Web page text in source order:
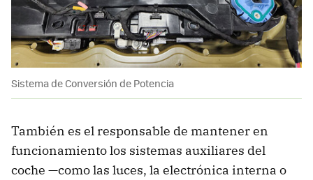
Sistema de Conversión de Potencia
También es el responsable de mantener en
funcionamiento los sistemas auxiliares del
coche —como las luces, la electrónica interna o